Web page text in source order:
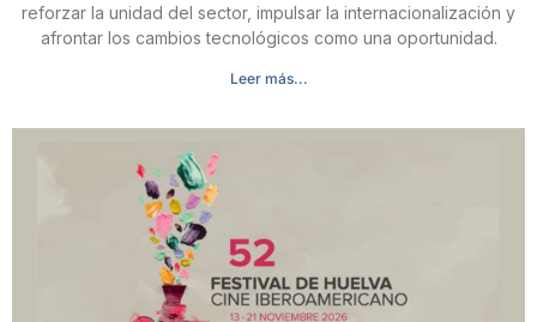
reforzar la unidad del sector, impulsar la internacionalización y
afrontar los cambios tecnológicos como una oportunidad.
Leer más...